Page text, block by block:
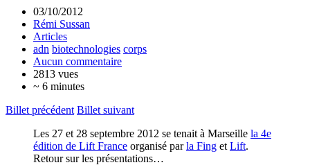
03/10/2012
Rémi Sussan
Articles
adn biotechnologies corps
Aucun commentaire
2813 vues
~ 6 minutes
Billet précédent Billet suivant
Les 27 et 28 septembre 2012 se tenait à Marseille la 4e
édition de Lift France organisé parla Fing et Lift.
Retour sur les présentations…